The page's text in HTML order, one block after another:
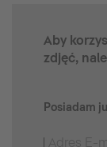
Aby
zdjęć,
Posiadam